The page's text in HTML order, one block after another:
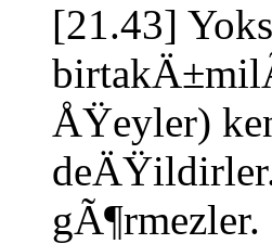
[21.43]
ÅŸeyler)
gÃ¶rmezler.